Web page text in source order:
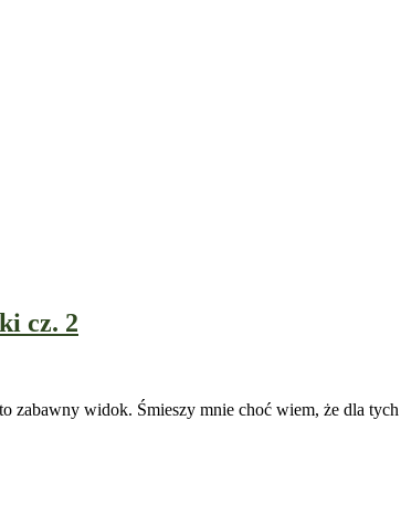
cz. 2
zabawny widok. Śmieszy mnie choć wiem, że dla